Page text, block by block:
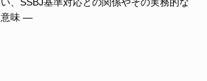
意味 ―